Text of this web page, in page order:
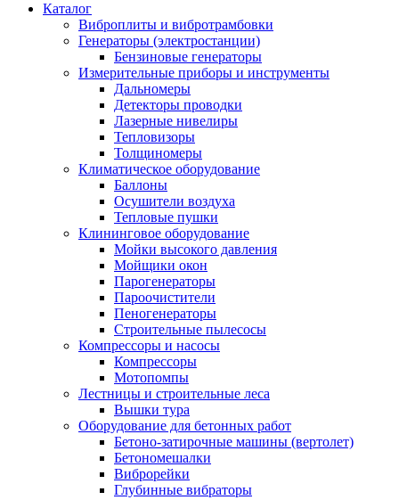
Каталог
Виброплиты и вибротрамбовки
Генераторы (электростанции)
Бензиновые генераторы
Измерительные приборы и инструменты
Дальномеры
Детекторы проводки
Лазерные нивелиры
Тепловизоры
Толщиномеры
Климатическое оборудование
Баллоны
Осушители воздуха
Тепловые пушки
Клининговое оборудование
Мойки высокого давления
Мойщики окон
Парогенераторы
Пароочистители
Пеногенераторы
Строительные пылесосы
Компрессоры и насосы
Компрессоры
Мотопомпы
Лестницы и строительные леса
Вышки тура
Оборудование для бетонных работ
Бетоно-затирочные машины (вертолет)
Бетономешалки
Виброрейки
Глубинные вибраторы